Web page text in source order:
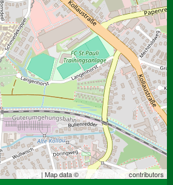
Leaflet | Map data © OpenStreetMapcontributors